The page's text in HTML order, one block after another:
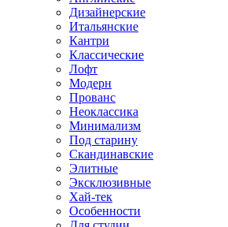
Дизайнерские
Итальянские
Кантри
Классические
Лофт
Модерн
Прованс
Неоклассика
Минимализм
Под старину
Скандинавские
Элитные
Эксклюзивные
Хай-тек
Особенности